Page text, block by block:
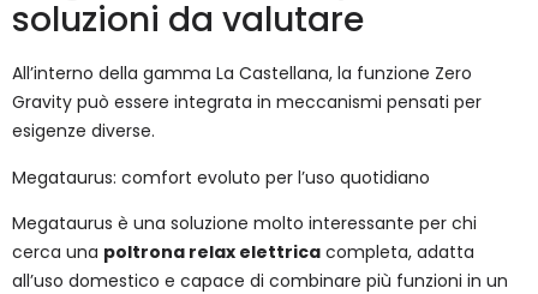
soluzioni da valutare
All’interno della gamma La Castellana, la funzione Zero
Gravity può essere integrata in meccanismi pensati per
esigenze diverse.
Megataurus: comfort evoluto per l’uso quotidiano
Megataurus è una soluzione molto interessante per chi
cerca una poltrona relax elettrica completa, adatta
all’uso domestico e capace di combinare più funzioni in un